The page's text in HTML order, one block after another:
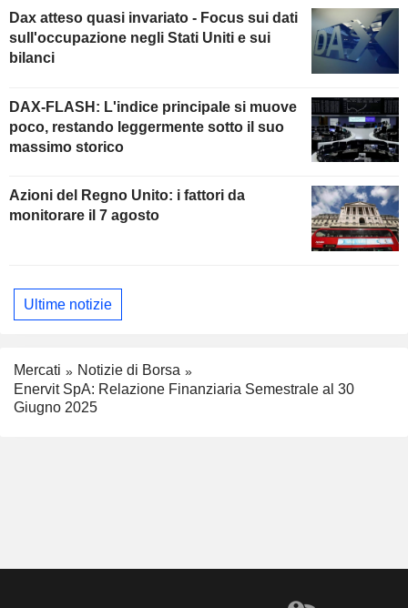
Dax atteso quasi invariato - Focus sui dati
sull'occupazione negli Stati Uniti e sui
bilanci
DAX-FLASH: L'indice principale si muove
poco, restando leggermente sotto il suo
massimo storico
Azioni del Regno Unito: i fattori da
monitorare il 7 agosto
Ultime notizie
Mercati
Notizie di Borsa
Enervit SpA: Relazione Finanziaria Semestrale al 30
Giugno 2025